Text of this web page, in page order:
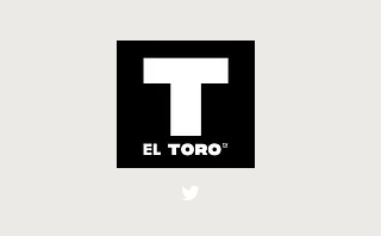
El Toro España